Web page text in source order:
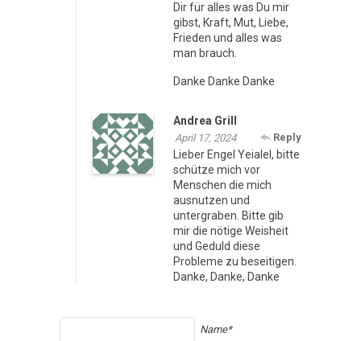
Dir für alles was Du mir
gibst, Kraft, Mut, Liebe,
Frieden und alles was
man brauch.
Danke Danke Danke
Andrea Grill
Reply
April 17, 2024
Lieber Engel Yeialel, bitte
schütze mich vor
Menschen die mich
ausnutzen und
untergraben. Bitte gib
mir die nötige Weisheit
und Geduld diese
Probleme zu beseitigen.
Danke, Danke, Danke
Name*